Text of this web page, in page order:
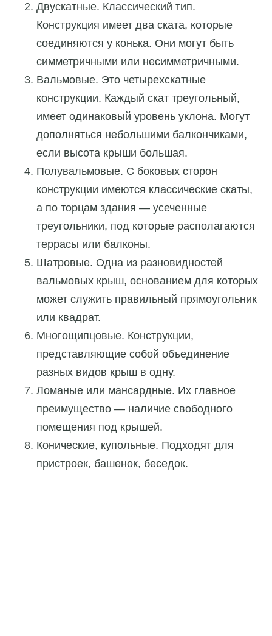
Двускатные. Классический тип.
Конструкция имеет два ската, которые
соединяются у конька. Они могут быть
симметричными или несимметричными.
Вальмовые. Это четырехскатные
конструкции. Каждый скат треугольный,
имеет одинаковый уровень уклона. Могут
дополняться небольшими балкончиками,
если высота крыши большая.
Полувальмовые. С боковых сторон
конструкции имеются классические скаты,
а по торцам здания — усеченные
треугольники, под которые располагаются
террасы или балконы.
Шатровые. Одна из разновидностей
вальмовых крыш, основанием для которых
может служить правильный прямоугольник
или квадрат.
Многощипцовые. Конструкции,
представляющие собой объединение
разных видов крыш в одну.
Ломаные или мансардные. Их главное
преимущество — наличие свободного
помещения под крышей.
Конические, купольные. Подходят для
пристроек, башенок, беседок.